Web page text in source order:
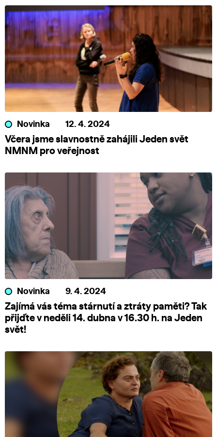
Novinka 12. 4. 2024
Včera jsme slavnostně zahájili Jeden svět
NMNM pro veřejnost
Novinka 9. 4. 2024
Zajímá vás téma stárnutí a ztráty paměti? Tak
přijďte v neděli 14. dubna v 16.30 h. na Jeden
svět!